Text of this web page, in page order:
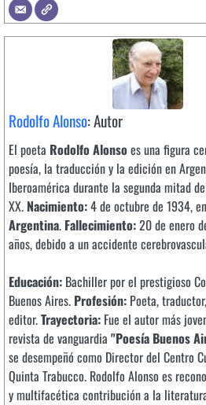
Rodolfo Alonso: Autor
El poeta Rodolfo Alonso es una figura
poesía, la traducción y la edición en
Iberoamérica durante la segunda mitad
XX. Nacimiento:4 de octubre de 1934, en
Argentina. Fallecimiento:20 de enero
años, debido a un accidente
Educación: Bachiller por el prestigioso
Buenos Aires. Profesión: Poeta,
editor.Trayectoria: Fue el autor más
revista de vanguardia "Poesía Buenos
se desempeñó como Director del Centro
Quinta Trabucco. Rodolfo Alonso es
y multifacética contribución a la